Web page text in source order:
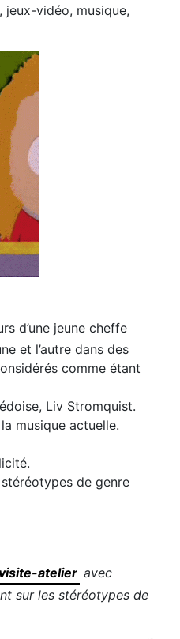
jeux-vidéo, musique,
d’une jeune cheffe
et l’autre dans des
comme étant
Liv Stromquist.
musique actuelle.
de genre
visite-atelier avec
sur les stéréotypes de